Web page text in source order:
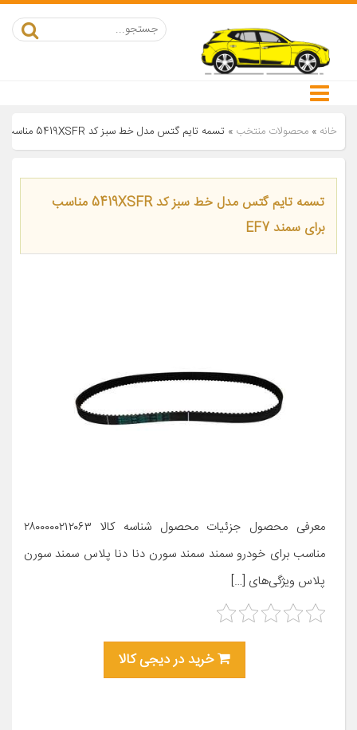
خانه » محصولات منتخب » تسمه تایم گتس مدل خط سبز کد 5419XSFR مناسب برای سمند EF7
تسمه تایم گتس مدل خط سبز کد 5419XSFR مناسب
برای سمند EF7
معرفی محصول جزئیات محصول شناسه کالا ۲۸۰۰۰۰۰۲۱۲۰۶۳
مناسب برای خودرو سمند سمند سورن دنا دنا پلاس سمند سورن
پلاس ویژگی‌های […]
خرید در دیجی کالا